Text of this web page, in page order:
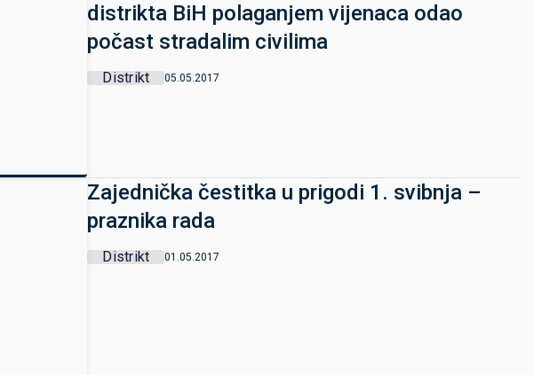
distrikta BiH polaganjem vijenaca odao
počast stradalim civilima
Distrikt 05.05.2017
Zajednička čestitka u prigodi 1. svibnja –
praznika rada
Distrikt 01.05.2017